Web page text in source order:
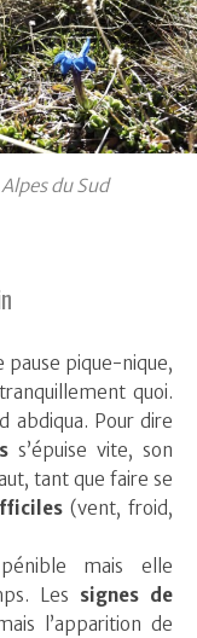
du Sud
pause pique-nique,
quoi.
abdiqua. Pour dire
s’épuise vite, son
tant que faire se
(vent, froid,
mais elle
Les signes de
l’apparition de